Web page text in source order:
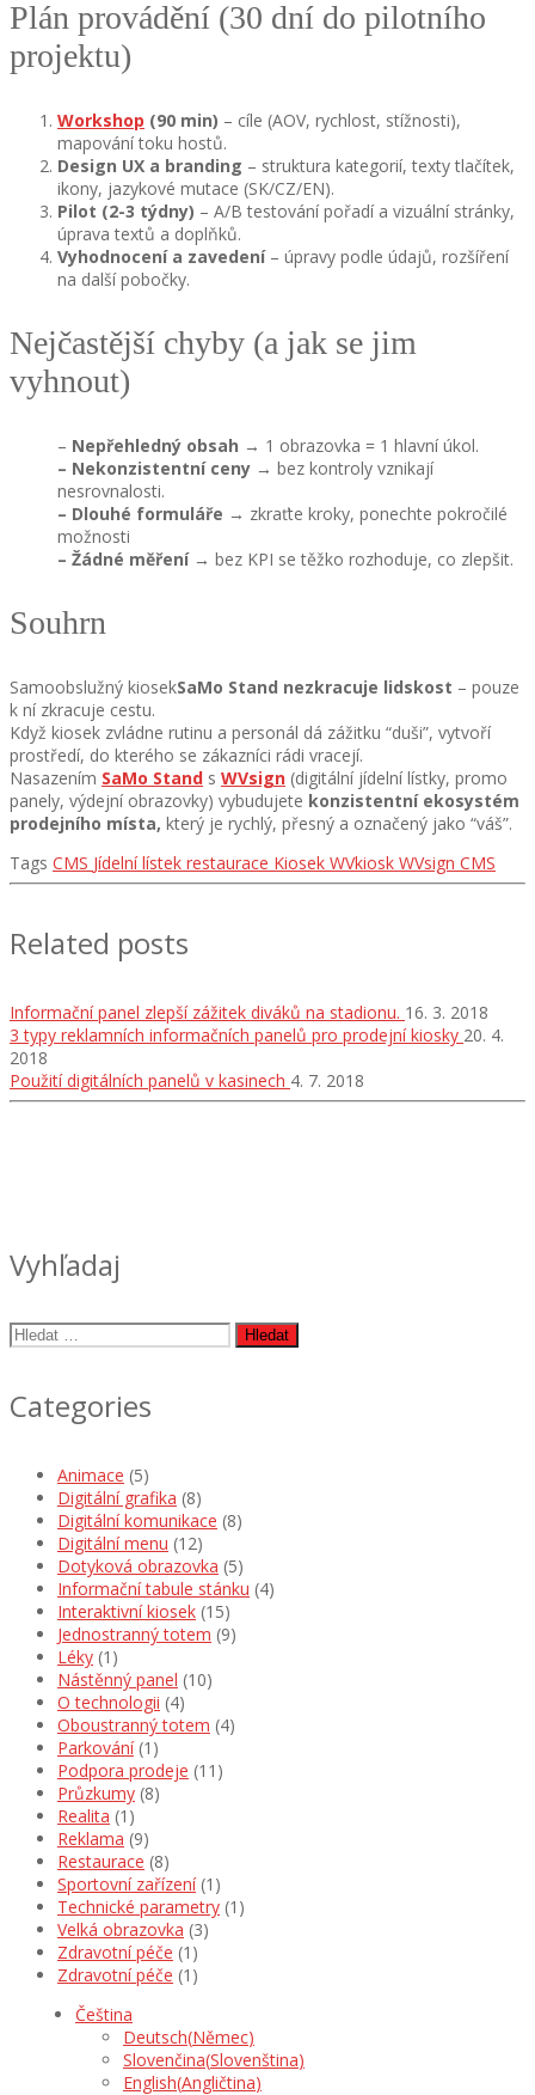
Plán provádění (30 dní do pilotního
projektu)
Workshop (90 min) – cíle (AOV, rychlost, stížnosti),
mapování toku hostů.
Design UX a branding – struktura kategorií, texty tlačítek,
ikony, jazykové mutace (SK/CZ/EN).
Pilot (2-3 týdny) – A/B testování pořadí a vizuální stránky,
úprava textů a doplňků.
Vyhodnocení a zavedení– úpravy podle údajů, rozšíření
na další pobočky.
Nejčastější chyby (a jak se jim
vyhnout)
– Nepřehledný obsah → 1 obrazovka = 1 hlavní úkol.
– Nekonzistentní ceny → bez kontroly vznikají
nesrovnalosti.
– Dlouhé formuláře → zkraťte kroky, ponechte pokročilé
možnosti
– Žádné měření→ bez KPI se těžko rozhoduje, co zlepšit.
Souhrn
Samoobslužný kiosekSaMo Stand nezkracuje lidskost – pouze
k ní zkracuje cestu.
Když kiosek zvládne rutinu a personál dá zážitku “duši”, vytvoří
prostředí, do kterého se zákazníci rádi vracejí.
Nasazením SaMo Stand s WVsign (digitální jídelní lístky, promo
panely, výdejní obrazovky) vybudujete konzistentní ekosystém
prodejního místa, který je rychlý, přesný a označený jako “váš”.
Tags CMS Jídelní lístek restaurace Kiosek WVkiosk WVsign CMS
Related posts
Informační panel zlepší zážitek diváků na stadionu. 16. 3. 2018
3 typy reklamních informačních panelů pro prodejní kiosky 20. 4.
2018
Použití digitálních panelů v kasinech 4. 7. 2018
Vyhľadaj
Vyhledávání
Categories
Animace (5)
Digitální grafika (8)
Digitální komunikace (8)
Digitální menu (12)
Dotyková obrazovka (5)
Informační tabule stánku (4)
Interaktivní kiosek (15)
Jednostranný totem (9)
Léky (1)
Nástěnný panel (10)
O technologii (4)
Oboustranný totem (4)
Parkování(1)
Podpora prodeje (11)
Průzkumy (8)
Realita (1)
Reklama (9)
Restaurace (8)
Sportovní zařízení(1)
Technické parametry (1)
Velká obrazovka (3)
Zdravotní péče (1)
Zdravotní péče (1)
Čeština
Deutsch(Němec)
Slovenčina(Slovenština)
English(Angličtina)